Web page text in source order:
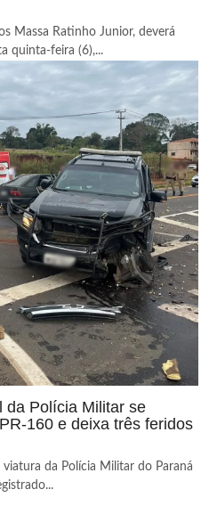
Massa Ratinho Junior, deverá
quinta-feira (6),...
da Polícia Militar se
160 e deixa três feridos
da Polícia Militar do Paraná